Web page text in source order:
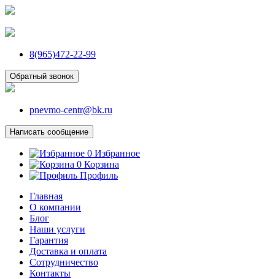
8(965)472-22-99
Обратный звонок
pnevmo-centr@bk.ru
Написать сообщение
0 Избранное
0 Корзина
Профиль
Главная
О компании
Блог
Наши услуги
Гарантия
Доставка и оплата
Сотрудничество
Контакты